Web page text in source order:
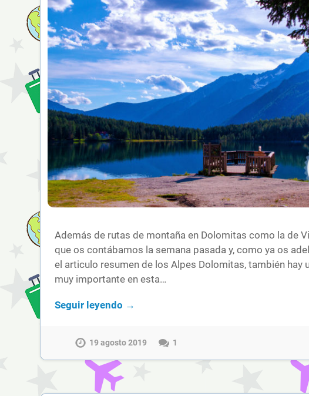
Además de rutas de montaña en Dolomitas como la de
que os contábamos la semana pasada y, como ya os
el articulo resumen de los Alpes Dolomitas, también hay
muy importante en esta…
Seguir leyendo →
19 agosto 2019 1